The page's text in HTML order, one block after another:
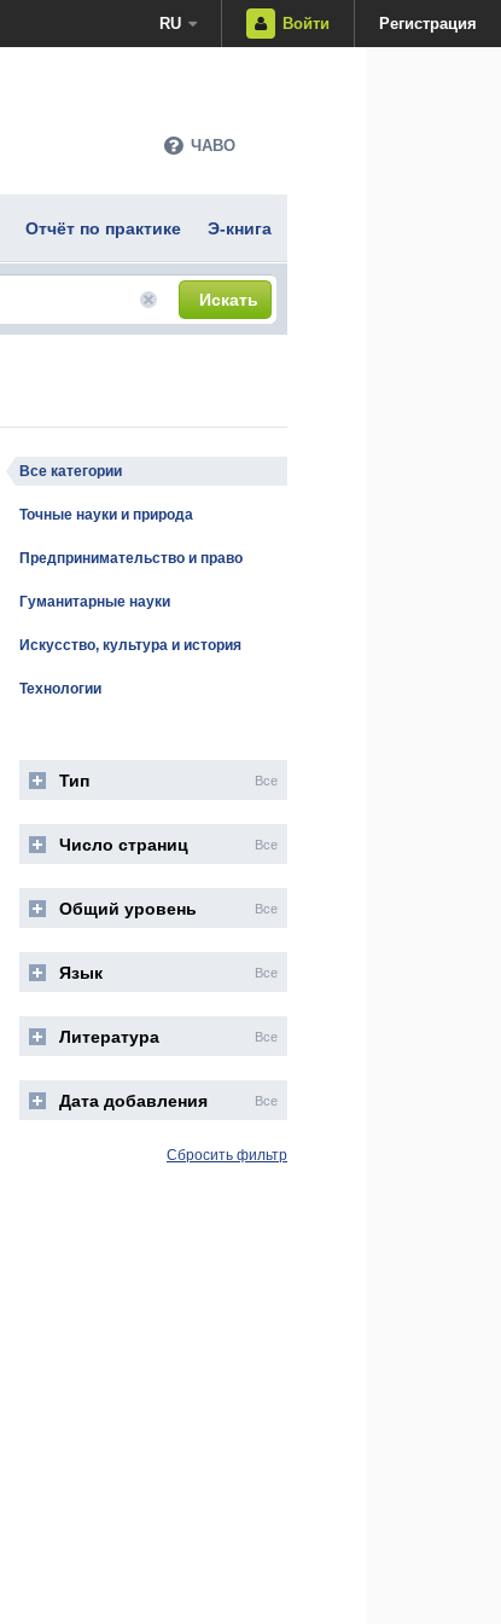
RU Войти Регистрация
ЧАВО
Отчёт по практике Э-книга
Искать
Все категории
Точные науки и природа
Предпринимательство и право
Гуманитарные науки
Искусство, культура и история
Технологии
Тип Все
Число страниц Все
Общий уровень Все
Язык Все
Литература Все
Дата добавления Все
Сбросить фильтр